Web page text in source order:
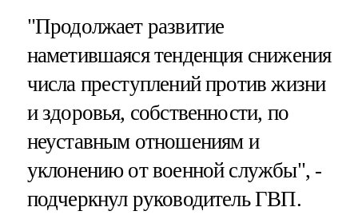
"Продолжает развитие
наметившаяся тенденция снижения
числа преступлений против жизни
и здоровья, собственности, по
неуставным отношениям и
уклонению от военной службы", -
подчеркнул руководитель ГВП.